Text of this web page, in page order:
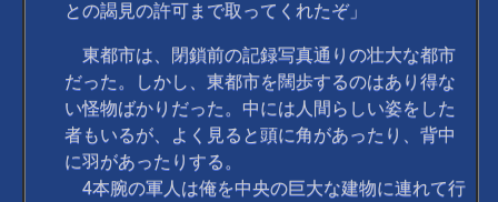
との謁見の許可まで取ってくれたぞ」
東都市は、閉鎖前の記録写真通りの壮大な都市
だった。しかし、東都市を闊歩するのはあり得な
い怪物ばかりだった。中には人間らしい姿をした
者もいるが、よく見ると頭に角があったり、背中
に羽があったりする。
4本腕の軍人は俺を中央の巨大な建物に連れて行